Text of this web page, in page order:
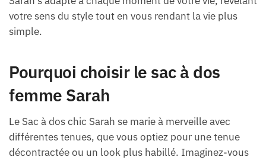
votre sens du style tout en vous rendant la vie plus
simple.
Pourquoi choisir le sac à dos
femme Sarah
Le Sac à dos chic Sarah se marie à merveille avec
différentes tenues, que vous optiez pour une tenue
décontractée ou un look plus habillé. Imaginez-vous